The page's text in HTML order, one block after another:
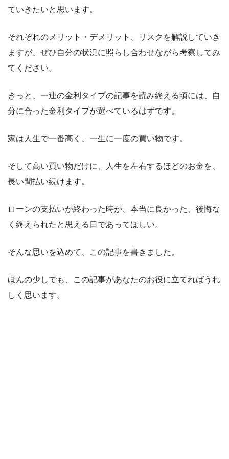
ていきたいと思います。
それぞれのメリット・デメリット、リスクを解説していき
ますが、ぜひ自分の状況に照らし合わせながら考察してみ
てください。
きっと、一連の金利タイプの記事を読み終える頃には、自
分に合った金利タイプが選べているはずです。
家は人生で一番高く、一生に一度の買い物です。
そして高い買い物だけに、人生を左右するほどのお金を、
長い間払い続けます。
ローンの支払いが終わった時が、本当に良かった、後悔な
く終えられたと思える日であってほしい。
そんな思いを込めて、この記事を書きました。
ほんの少しでも、この記事があなたのお役に立てればうれ
しく思います。